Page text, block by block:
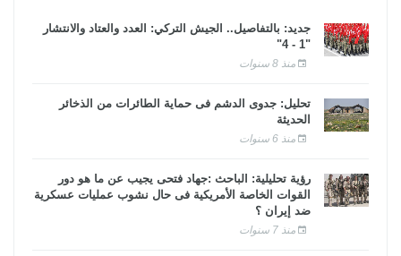
جديد: بالتفاصيل.. الجيش التركي: العدد والعتاد والانتشار
"1 - 4"
منذ 8 سنوات
تحليل: جدوى الدشم فى حماية الطائرات من الذخائر
الحديثة
منذ 6 سنوات
رؤية تحليلية: الباحث :جهاد فتحى يجيب عن ما هو دور
القوات الخاصة الأمريكية فى حال نشوب عمليات عسكرية
ضد إيران ؟
منذ 7 سنوات